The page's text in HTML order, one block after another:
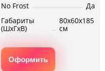
No Frost
Да
Габариты
(ШхГхВ)
80х60х185
см
Оформить